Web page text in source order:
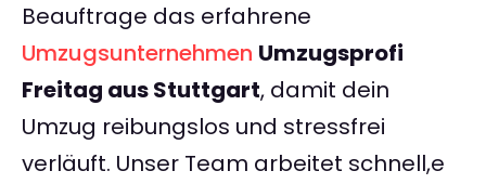
Beauftrage das erfahrene
Umzugsunternehmen Umzugsprofi
Freitag aus Stuttgart, damit dein
Umzug reibungslos und stressfrei
verläuft. Unser Team arbeitet schnell,e